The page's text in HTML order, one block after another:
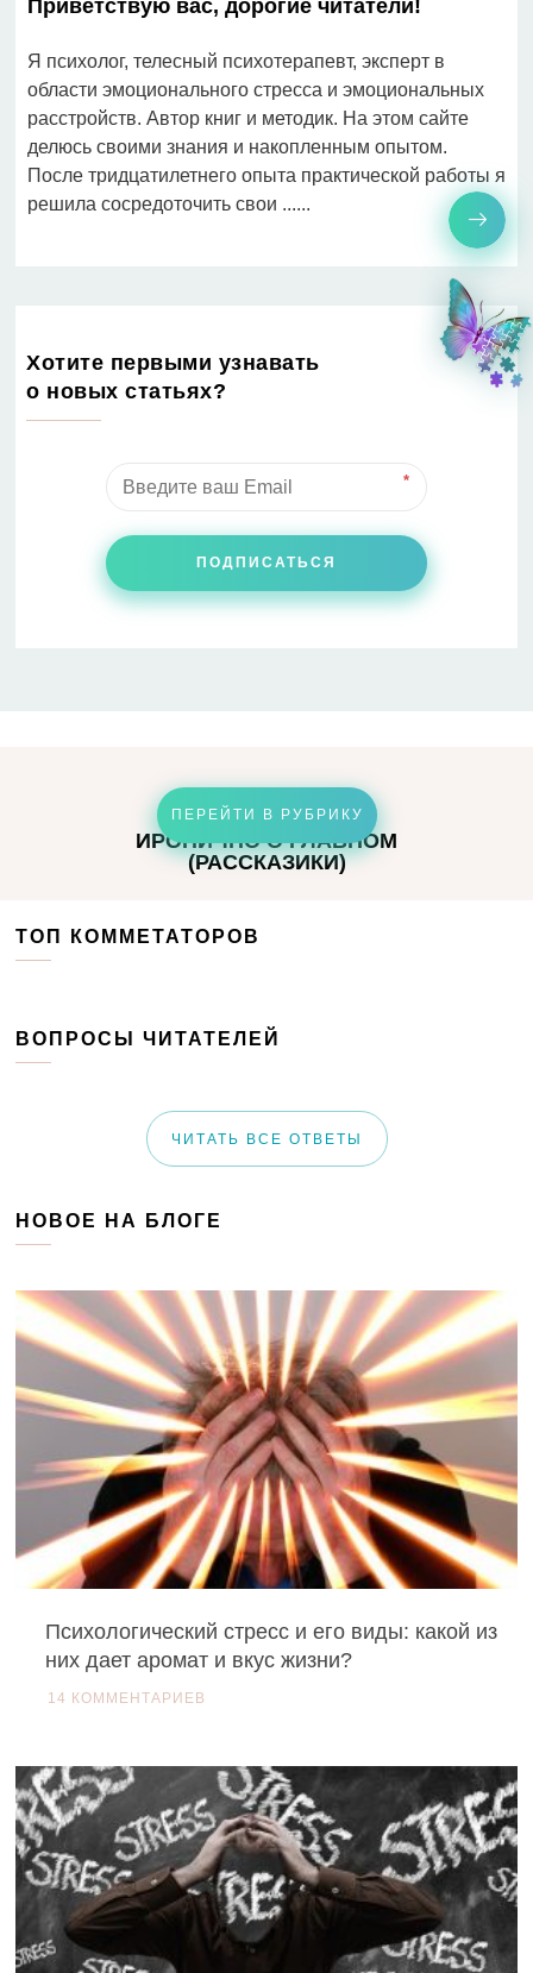
Приветствую вас, дорогие читатели!
Я психолог, телесный психотерапевт, эксперт в
области эмоционального стресса и эмоциональных
расстройств. Автор книг и методик. На этом сайте
делюсь своими знания и накопленным опытом.
После тридцатилетнего опыта практической работы я
решила сосредоточить свои ......
Хотите первыми узнавать
о новых статьях?
*
ПОДПИСАТЬСЯ
ИРОНИЧНО О ГЛАВНОМ
(РАССКАЗИКИ)
ПЕРЕЙТИ В РУБРИКУ
ТОП КОММЕТАТОРОВ
ВОПРОСЫ ЧИТАТЕЛЕЙ
ЧИТАТЬ ВСЕ ОТВЕТЫ
НОВОЕ НА БЛОГЕ
Психологический стресс и его виды: какой из
них дает аромат и вкус жизни?
14 КОММЕНТАРИЕВ